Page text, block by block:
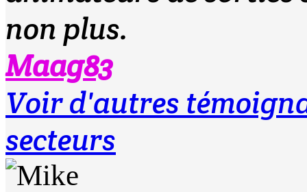
non plus.
Maag83
Voir d'autres
secteurs